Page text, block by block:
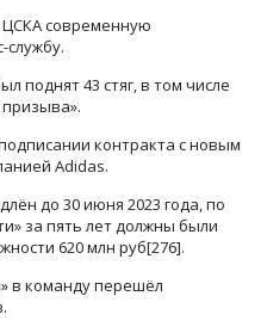
современную
службу.
поднят 43 стяг, в том числе
призыва».
контракта с новым
Adidas.
до 30 июня 2023 года, по
за пять лет должны были
620 млн руб[276].
в команду перешёл